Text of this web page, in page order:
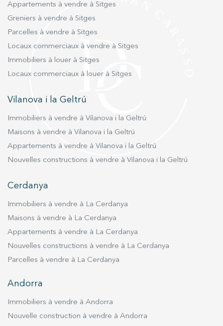
Appartements à vendre à Sitges
Greniers à vendre à Sitges
Parcelles à vendre à Sitges
Locaux commerciaux à vendre à Sitges
Immobiliers à louer à Sitges
Locaux commerciaux à louer à Sitges
Vilanova i la Geltrú
Immobiliers à vendre à Vilanova i la Geltrú
Maisons à vendre à Vilanova i la Geltrú
Appartements à vendre à Vilanova i la Geltrú
Nouvelles constructions à vendre à Vilanova i la Geltrú
Cerdanya
Immobiliers à vendre à La Cerdanya
Maisons à vendre à La Cerdanya
Appartements à vendre à La Cerdanya
Nouvelles constructions à vendre à La Cerdanya
Parcelles à vendre à La Cerdanya
Andorra
Immobiliers à vendre à Andorra
Nouvelle construction à vendre à Andorra
Enregistrer les paramètres Tout accepter